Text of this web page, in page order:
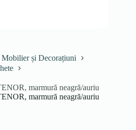
Mobilier și Decorațiuni
marmură neagră/auriu
marmură neagră/auriu